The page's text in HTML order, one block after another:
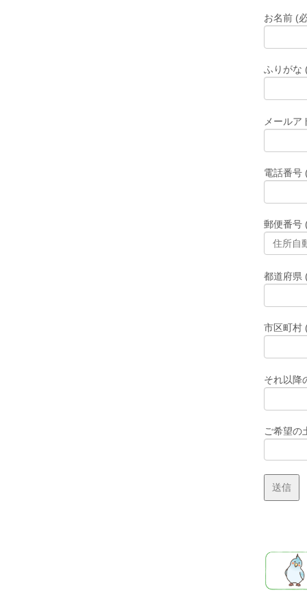
お名前 (
ふりがな
メールア
電話番号
郵便番号
都道府県
市区町村
それ以降
ご希望の